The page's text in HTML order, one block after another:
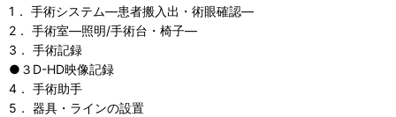
1． 手術システム―患者搬入出・術眼確認―
2． 手術室―照明/手術台・椅子―
3． 手術記録
●３D-HD映像記録
4． 手術助手
5． 器具・ラインの設置